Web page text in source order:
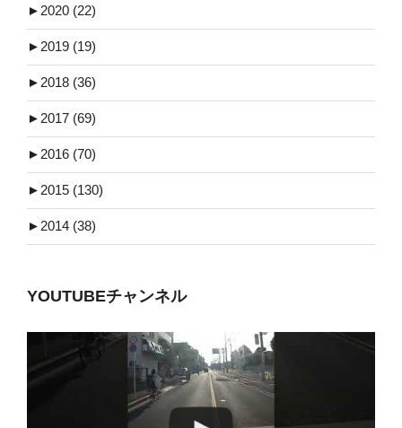
►2020 (22)
►2019 (19)
►2018 (36)
►2017 (69)
►2016 (70)
►2015 (130)
►2014 (38)
YOUTUBEチャンネル